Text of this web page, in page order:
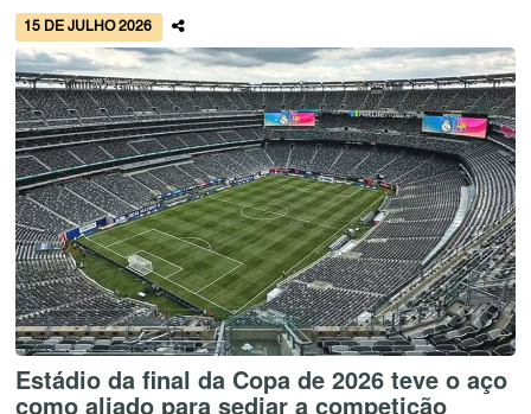
15 DE JULHO 2026
Estádio da final da Copa de 2026 teve o aço
como aliado para sediar a competição